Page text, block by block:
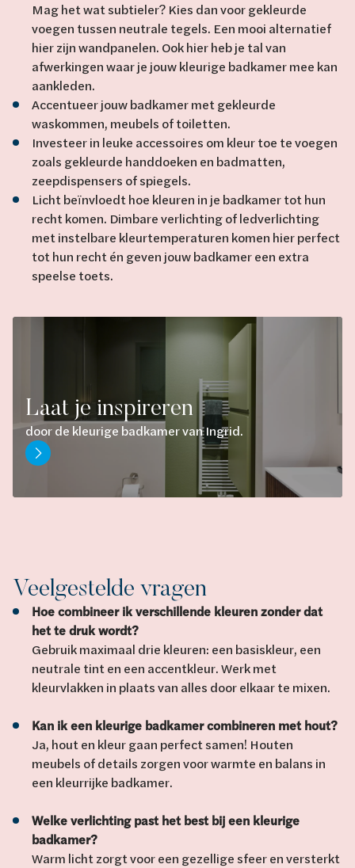
Mag het wat subtieler? Kies dan voor gekleurde
voegen tussen neutrale tegels. Een mooi alternatief
hier zijn wandpanelen. Ook hier heb je tal van
afwerkingen waar je jouw kleurige badkamer mee kan
aankleden.
Accentueer jouw badkamer met gekleurde
waskommen, meubels of toiletten.
Investeer in leuke accessoires om kleur toe te voegen
zoals gekleurde handdoeken en badmatten,
zeepdispensers of spiegels.
Licht beïnvloedt hoe kleuren in je badkamer tot hun
recht komen. Dimbare verlichting of ledverlichting
met instelbare kleurtemperaturen komen hier perfect
tot hun recht én geven jouw badkamer een extra
speelse toets.
Laat je inspireren
door de kleurige badkamer van Ingrid.
Veelgestelde vragen
Hoe combineer ik verschillende kleuren zonder dat
het te druk wordt?
Gebruik maximaal drie kleuren: een basiskleur, een
neutrale tint en een accentkleur. Werk met
kleurvlakken in plaats van alles door elkaar te mixen.
Kan ik een kleurige badkamer combineren met hout?
Ja, hout en kleur gaan perfect samen! Houten
meubels of details zorgen voor warmte en balans in
een kleurrijke badkamer.
Welke verlichting past het best bij een kleurige
badkamer?
Warm licht zorgt voor een gezellige sfeer en versterkt